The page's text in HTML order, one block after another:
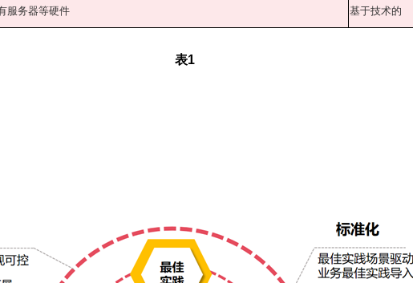
服务器等硬件 基于技术的
表1